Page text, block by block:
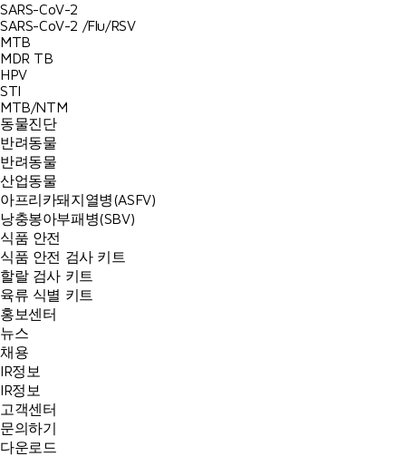
SARS-CoV-2
SARS-CoV-2 /Flu/RSV
MTB
MDR TB
HPV
STI
MTB/NTM
동물진단
반려동물
반려동물
산업동물
아프리카돼지열병(ASFV)
낭충봉아부패병(SBV)
식품 안전
식품 안전 검사 키트
할랄 검사 키트
육류 식별 키트
홍보센터
뉴스
채용
IR정보
IR정보
고객센터
문의하기
다운로드